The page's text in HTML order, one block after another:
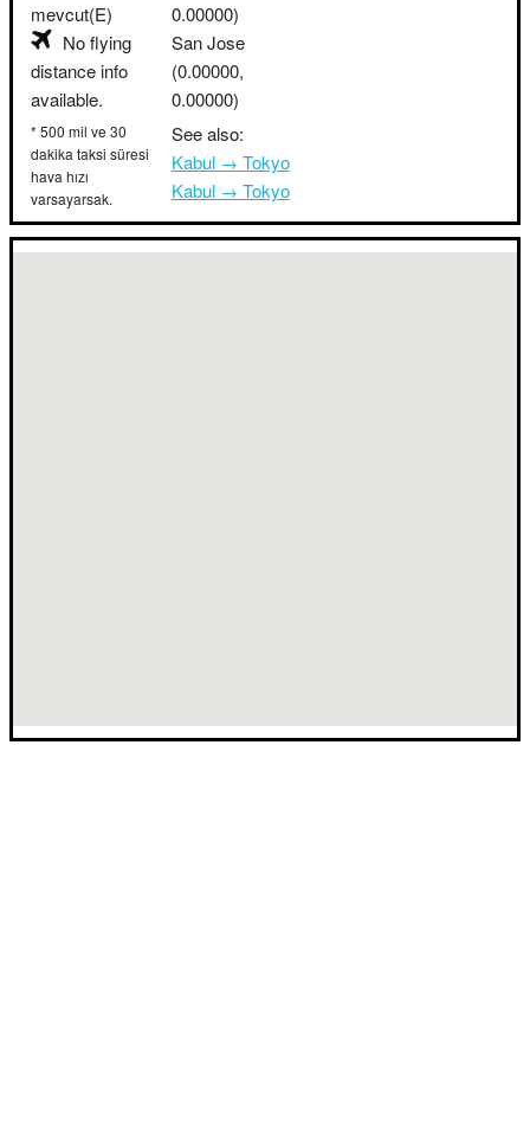
mevcut(E)
No flying
distance info
available.
* 500 mil ve 30
dakika taksi süresi
hava hızı
varsayarsak.
0.00000)
San Jose
(0.00000,
0.00000)
See also:
Kabul → Tokyo
Kabul → Tokyo